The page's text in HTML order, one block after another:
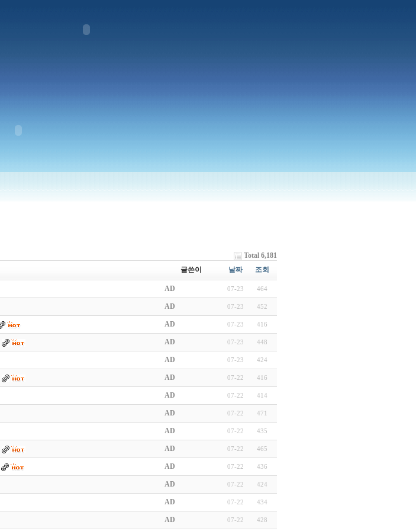
Total 6,181
글쓴이 날짜 조회
AD 07-23 464
AD 07-23 452
AD 07-23 416
AD 07-23 448
AD 07-23 424
AD 07-22 416
AD 07-22 414
AD 07-22 471
AD 07-22 435
AD 07-22 465
AD 07-22 436
AD 07-22 424
AD 07-22 434
AD 07-22 428